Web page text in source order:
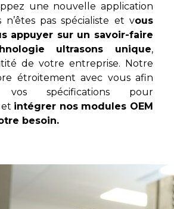
une nouvelle application
n’êtes pas spécialiste et vous
appuyer sur un savoir-faire
ultrasons unique,
de votre entreprise.
Notre
étroitement avec vous afin
spécifications pour
et intégrer nos modules OEM
besoin.